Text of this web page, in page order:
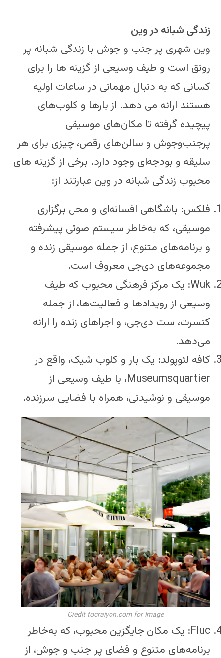
زندگی شبانه در وین
وین شهری پر جنب و جوش با زندگی شبانه پر
رونق است و طیف وسیعی از گزینه ها را برای
کسانی که به دنبال مهمانی در ساعات اولیه
هستند ارائه می دهد. از بارها و کلوب‌های
پیچیده گرفته تا مکان‌های موسیقی
پرجنب‌وجوش و سالن‌های رقص، چیزی برای هر
سلیقه و بودجه‌ای وجود دارد. برخی از گزینه های
محبوب زندگی شبانه در وین عبارتند از:
فلکس: باشگاهی افسانه‌ای و محل برگزاری
موسیقی، که به‌خاطر سیستم صوتی پیشرفته
و برنامه‌های متنوع، از جمله موسیقی زنده و
مجموعه‌های دی‌جی معروف است.
Wuk: یک مرکز فرهنگی محبوب که طیف
وسیعی از رویدادها و فعالیت‌ها، از جمله
کنسرت، ست دی‌جی، و اجراهای زنده را ارائه
می‌دهد.
کافه لئوپولد: یک بار و کلوب شیک، واقع در
Museumsquartier، با طیف وسیعی از
موسیقی و نوشیدنی، همراه با فضایی سرزنده.
Credit tocraiyon.com for Image
Fluc: یک مکان جایگزین محبوب، که به‌خاطر
برنامه‌های متنوع و فضای پر جنب و جوش، از